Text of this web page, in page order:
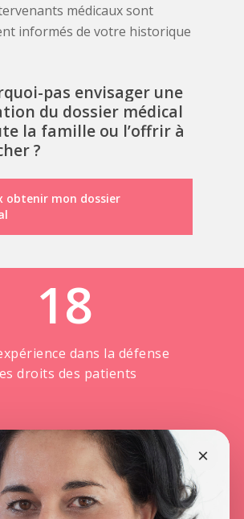
médicaux sont
informés de votre historique
pas envisager une
du dossier médical
la famille ou l’offrir à
?
obtenir mon dossier
18
dans la défense
droits des patients
+400
traités par année
×